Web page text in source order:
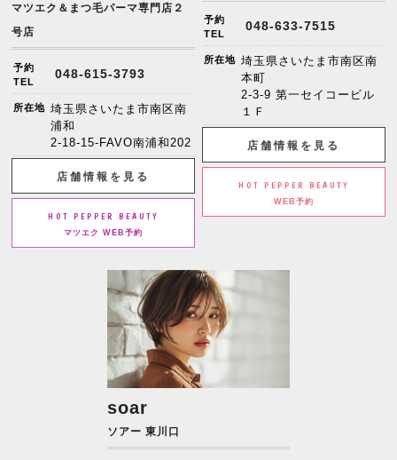
マツエク＆まつ毛パーマ専門店２
号店
予約
TEL
048-615-3793
所在地 埼玉県さいたま市南区南
浦和
2-18-15-FAVO南浦和202
店舗情報を見る
HOT PEPPER BEAUTY
マツエク WEB予約
予約
TEL
048-633-7515
所在地 埼玉県さいたま市南区南
本町
2-3-9 第一セイコービル
１Ｆ
店舗情報を見る
HOT PEPPER BEAUTY
WEB予約
soar
ソアー 東川口